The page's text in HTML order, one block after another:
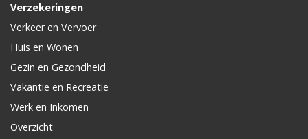
Verzekeringen
Verkeer en Vervoer
Huis en Wonen
Gezin en Gezondheid
Vakantie en Recreatie
Werk en Inkomen
Overzicht